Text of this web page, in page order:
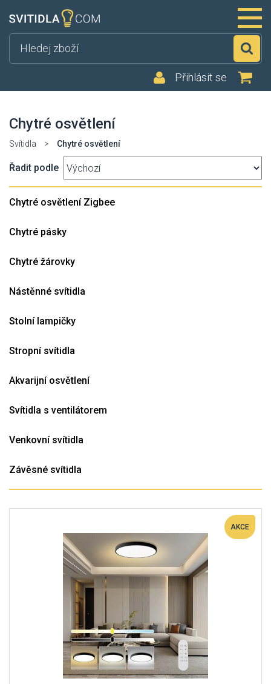
Přihlásit se
Chytré osvětlení
Svítidla > Chytré osvětlení
Řadit podle
Chytré osvětlení Zigbee
Chytré pásky
Chytré žárovky
Nástěnné svítidla
Stolní lampičky
Stropní svítidla
Akvarijní osvětlení
Svítidla s ventilátorem
Venkovní svítidla
Závěsné svítidla
AKCE